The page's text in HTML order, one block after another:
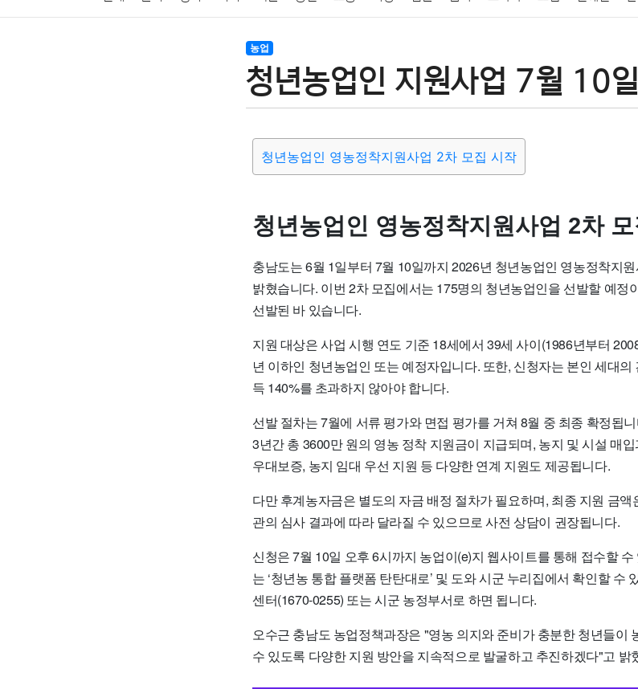
결혼 육아
기술 종교 사회 정치 건강 의료 의학 경제 마케팅 부
농업
청년농업인 지원사업 7월 10
청년농업인 영농정착지원사업 2차 모집 시작
청년농업인 영농정착지원사업 2차
충남도는 6월 1일부터 7월 10일까지 2026년 청년농업인 영농정착지
밝혔습니다. 이번 2차 모집에서는 175명의 청년농업인을 선발할 예정
선발된 바 있습니다.
지원 대상은 사업 시행 연도 기준 18세에서 39세 사이(1986년부터
년 이하인 청년농업인 또는 예정자입니다. 또한, 신청자는 본인 세대
득 140%를 초과하지 않아야 합니다.
선발 절차는 7월에 서류 평가와 면접 평가를 거쳐 8월 중 최종 확정됩
3년간 총 3600만 원의 영농 정착 지원금이 지급되며, 농지 및 시설 매
우대보증, 농지 임대 우선 지원 등 다양한 연계 지원도 제공됩니다.
다만 후계농자금은 별도의 자금 배정 절차가 필요하며, 최종 지원 금
관의 심사 결과에 따라 달라질 수 있으므로 사전 상담이 권장됩니다.
신청은 7월 10일 오후 6시까지 농업이(e)지 웹사이트를 통해 접수할
는 ‘청년농 통합 플랫폼 탄탄대로’ 및 도와 시군 누리집에서 확인할 수
센터(1670-0255) 또는 시군 농정부서로 하면 됩니다.
오수근 충남도 농업정책과장은 "영농 의지와 준비가 충분한 청년들이
수 있도록 다양한 지원 방안을 지속적으로 발굴하고 추진하겠다"고 밝